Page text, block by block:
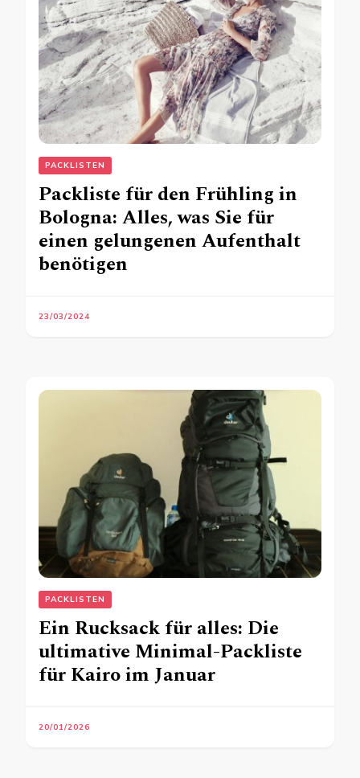
PACKLISTEN
Packliste für den Frühling in
Bologna: Alles, was Sie für
einen gelungenen Aufenthalt
benötigen
23/03/2024
PACKLISTEN
Ein Rucksack für alles: Die
ultimative Minimal-Packliste
für Kairo im Januar
20/01/2026